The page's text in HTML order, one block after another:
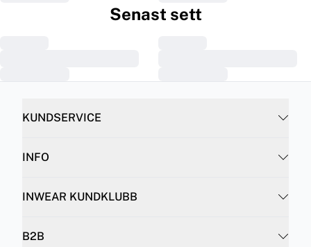
Senast sett
KUNDSERVICE
INFO
INWEAR KUNDKLUBB
B2B